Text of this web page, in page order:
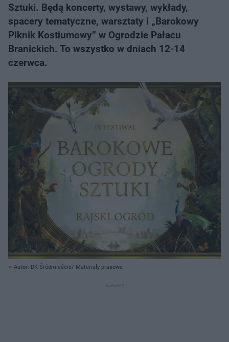
Sztuki. Będą koncerty, wystawy, wykłady,
spacery tematyczne, warsztaty i „Barokowy
Piknik Kostiumowy” w Ogrodzie Pałacu
Branickich. To wszystko w dniach 12-14
czerwca.
Autor: DK Śródmieście/ Materiały prasowe